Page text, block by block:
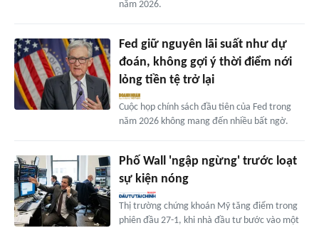
năm 2026.
Fed giữ nguyên lãi suất như dự
đoán, không gợi ý thời điểm nới
lỏng tiền tệ trở lại
Cuộc họp chính sách đầu tiên của Fed trong
năm 2026 không mang đến nhiều bất ngờ.
Phố Wall 'ngập ngừng' trước loạt
sự kiện nóng
Thị trường chứng khoán Mỹ tăng điểm trong
phiên đầu 27-1, khi nhà đầu tư bước vào một